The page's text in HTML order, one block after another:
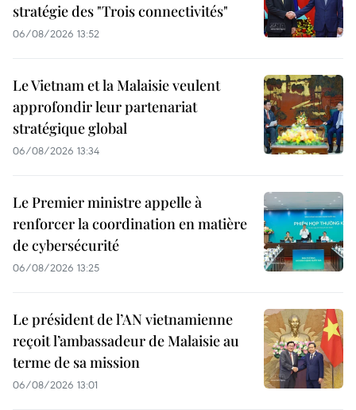
stratégie des "Trois connectivités"
06/08/2026 13:52
Le Vietnam et la Malaisie veulent
approfondir leur partenariat
stratégique global
06/08/2026 13:34
Le Premier ministre appelle à
renforcer la coordination en matière
de cybersécurité
06/08/2026 13:25
Le président de l’AN vietnamienne
reçoit l’ambassadeur de Malaisie au
terme de sa mission
06/08/2026 13:01